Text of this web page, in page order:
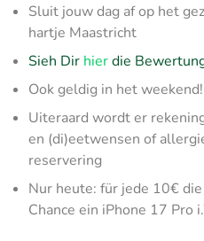
Sluit jouw dag af op het
hartje Maastricht
Sieh Dir hierdie
Ook geldig in het weekend!
Uiteraard wordt er
en (di)eetwensen of
reservering
Nur heute: für jede 10€
Chance ein iPhone 17 Pro